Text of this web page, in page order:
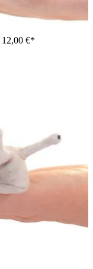
12,00 €*